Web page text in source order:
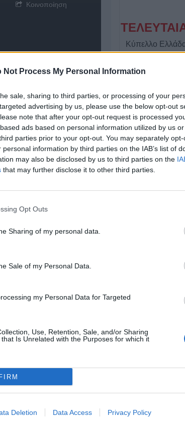
Not Process My Personal Information
sale, sharing to third parties, or processing of your
advertising by us, please use the below opt-out
note that after your opt-out request is processed
ads based on personal information utilized by us
parties prior to your opt-out. You may separately
information by third parties on the IAB’s list of
may also be disclosed by us to third parties on the
that may further disclose it to other third parties.
Opt Outs
Sharing of my personal data.
Sale of my Personal Data.
my Personal Data for Targeted
Use, Retention, Sale, and/or Sharing
Is Unrelated with the Purposes for which it
Deletion Data Access Privacy Policy
Κοινοποίηση
Κύπελλο
πρόγραμμα του
προκριματικού
7 Αυγούστου 2026, 18:41
Το Σάββατο 8
της Αθανασίας
7 Αυγούστου 2026, 18:20
Συμμαχία Υπέρ
Σκιές για το
δημοπράτησης
7 Αυγούστου 2026, 18:00
Παραμένουν οι
Ενισχύθηκαν οι
αγροτοδασική
Κορίνθου
Το Σάββατο 8
Κορυφώνεται η